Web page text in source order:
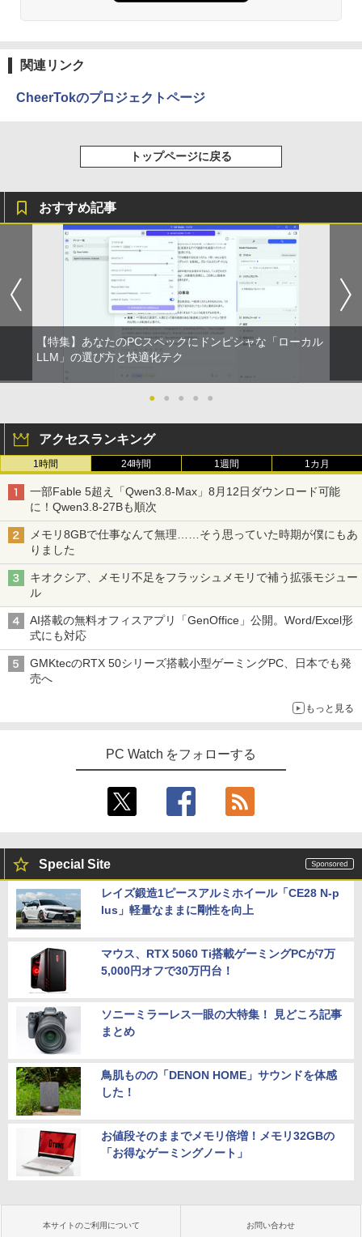
中古モニター | 液晶ディスプレイ | PHILI
PS | 243V5QHABA/11 | 23.6インチワイ
ド 1920×1080(フルHD) | LEDバックライ
￥5,980
Philips フィリップス 240B4QPYEB 24
インチ PLSパネル採用ワイド Power Se
nsor 搭載液晶モニター 内蔵スピーカー
WUXGA 1920x1200 中古 送料無料 2ヶ月
保証
￥6,800
5
Dell モニター 19インチ P1917S IPSパネ
ル 1280x1024 スクエア HDMI USBハブ
高さ調整 中古ディスプレイ
￥8,800
外科編 2027 INTERNAL MEDICINE & S
URGERY／岡庭豊／荒瀬康司／三角和雄
公式TOEIC Listening & Reading 問題
集 12 [ ETS ]
￥3,630
ちいかわ なんか小さくてかわいいやつ
（7）なんか飛び出ていろいろ貼れるフォ
トアルバム付き特装版 （講談社キャラク
ターズA） [ ナガノ ]
￥3,630
Anker Soundcore Liberty 5 アプリコットピ
ンク
￥-
【2026年アップグレード版】AOKIMI ワイヤ
レスイヤホン bluetooth イヤホン V12 小型
軽量 ブルートゥースHi-Fi 最大36時間再生 ぶ
るーとゅーす コードレス ENCノイズキャン
セリング 自動ペアリング Type-C充電 マイク
付き 防水 タッチ式音量調整 スポーツ/通勤/通
学/WEB会議(ホワイト)
￥1,964
レスイヤホン Bluetooth 5.4 ノイズキャンセ
リング ANC 36時間再生
￥2,980
￥250
On My Road (Stadium ver.)
On My Road (Stadium ver.)
￥250
BUGS LIFE
￥250
ットル (Smart Basic)
by Amazon 炭酸水 ラベルレス 500ml ×24本
art Basic)
￥1,625
by Amazon 天然水ラベルレス 2L×9本
￥1,117
コカ・コーラ やかんの麦茶 from 爽健美茶 ラ
ベルレス 650mlPET×24本
￥832
ONE PIECE モノクロ版 115 (ジャンプコミッ
クスDIGITAL)
￥594
HUNTER×HUNTER モノクロ版 39 (ジャンプ
コミックスDIGITAL)
￥572
スーパーの裏でヤニ吸うふたり 9巻 (デジタル
￥810
関連リンク
CheerTokのプロジェクトページ
トップページに戻る
おすすめ記事
【特集】あなたのPCスペックにドンピシャな「ローカル
LLM」の選び方と快適化テク
● ● ● ● ●
アクセスランキング
1時間 24時間 1週間 1カ月
一部Fable 5超え「Qwen3.8-Max」8月12日ダウンロード可能
に！Qwen3.8-27Bも順次
メモリ8GBで仕事なんて無理……そう思っていた時期が僕にもあ
りました
キオクシア、メモリ不足をフラッシュメモリで補う拡張モジュー
ル
AI搭載の無料オフィスアプリ「GenOffice」公開。Word/Excel形
式にも対応
GMKtecのRTX 50シリーズ搭載小型ゲーミングPC、日本でも発
売へ
もっと見る
PC Watch をフォローする
Special Site
レイズ鍛造1ピースアルミホイール「CE28 N-p
lus」軽量なままに剛性を向上
マウス、RTX 5060 Ti搭載ゲーミングPCが7万
5,000円オフで30万円台！
ソニーミラーレス一眼の大特集！ 見どころ記事
まとめ
鳥肌ものの「DENON HOME」サウンドを体感
した！
お値段そのままでメモリ倍増！メモリ32GBの
「お得なゲーミングノート」
本サイトのご利用について お問い合わせ